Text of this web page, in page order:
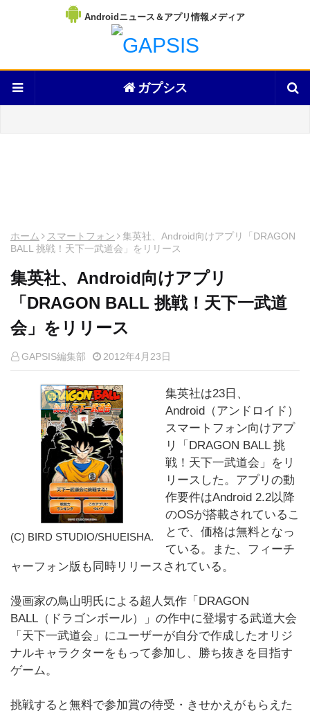
Androidニュース＆アプリ情報メディア
ガプシス
ホーム スマートフォン
集英社、Android向けアプリ「DRAGON
BALL 挑戦！天下一武道会」をリリース
集英社、Android向けアプリ
「DRAGON BALL 挑戦！天下一武道
会」をリリース
GAPSIS編集部 2012年4月23日
(C) BIRD STUDIO/SHUEISHA.
集英社は23日、
Android（アンドロイド）
スマートフォン向けアプ
リ「DRAGON BALL 挑
戦！天下一武道会」をリ
リースした。アプリの動
作要件はAndroid 2.2以降
のOSが搭載されているこ
とで、価格は無料となっ
ている。また、フィーチ
ャーフォン版も同時リリースされている。
漫画家の鳥山明氏による超人気作「DRAGON
BALL（ドラゴンボール）」の作中に登場する武道大会
「天下一武道会」にユーザーが自分で作成したオリジ
ナルキャラクターをもって参加し、勝ち抜きを目指す
ゲーム。
挑戦すると無料で参加賞の待受・きせかえがもらえた